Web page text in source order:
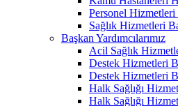
Personel Hizmetleri
Sağlık Hizmetleri
Başkan Yardımcılarımız
Acil Sağlık
Destek Hizmetleri
Destek Hizmetleri
Halk Sağlığı
Halk Sağlığı